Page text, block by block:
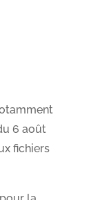
6 août
fichiers